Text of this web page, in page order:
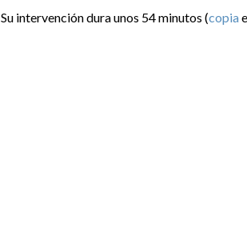
Su intervención dura unos 54 minutos (copia